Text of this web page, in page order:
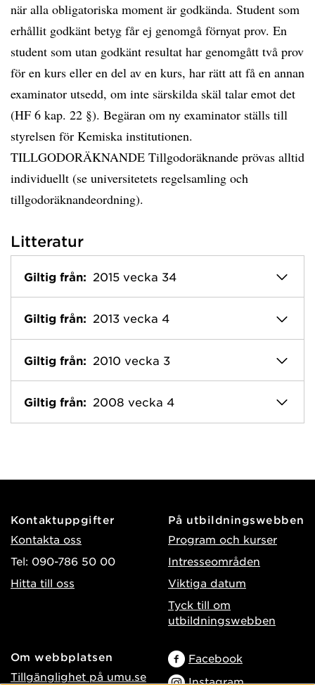
när alla obligatoriska moment är godkända. Student som
erhållit godkänt betyg får ej genomgå förnyat prov. En
student som utan godkänt resultat har genomgått två prov
för en kurs eller en del av en kurs, har rätt att få en annan
examinator utsedd, om inte särskilda skäl talar emot det
(HF 6 kap. 22 §). Begäran om ny examinator ställs till
styrelsen för Kemiska institutionen.
TILLGODORÄKNANDE Tillgodoräknande prövas alltid
individuellt (se universitetets regelsamling och
tillgodoräknandeordning).
Litteratur
Giltig från: 2015 vecka 34
Giltig från: 2013 vecka 4
Giltig från: 2010 vecka 3
Giltig från: 2008 vecka 4
Kontaktuppgifter
Kontakta oss
Tel: 090-786 50 00
Hitta till oss
På utbildningswebben
Program och kurser
Intresseområden
Viktiga datum
Tyck till om
utbildningswebben
Om webbplatsen
Tillgänglighet på umu.se
Facebook
Instagram